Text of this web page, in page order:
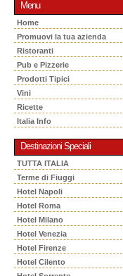
Menu
Home
Promuovi la tua azienda
Ristoranti
Pub e Pizzerie
Prodotti Tipici
Vini
Ricette
Italia Info
Destinazioni Speciali
TUTTA ITALIA
Terme di Fiuggi
Hotel Napoli
Hotel Roma
Hotel Milano
Hotel Venezia
Hotel Firenze
Hotel Cilento